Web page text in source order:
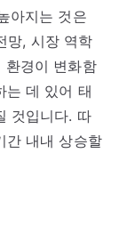
아지는 것은
망, 시장 역학
환경이 변화함
는 데 있어 태
것입니다. 따
간 내내 상승할